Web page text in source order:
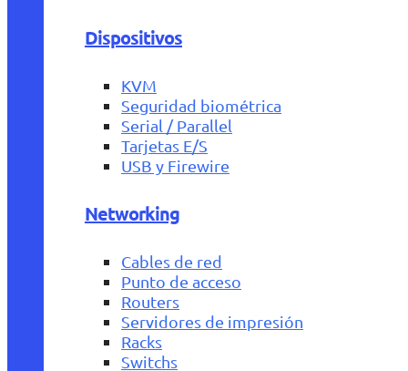
Dispositivos
KVM
Seguridad biométrica
Serial / Parallel
Tarjetas E/S
USB y Firewire
Networking
Cables de red
Punto de acceso
Routers
Servidores de impresión
Racks
Switchs